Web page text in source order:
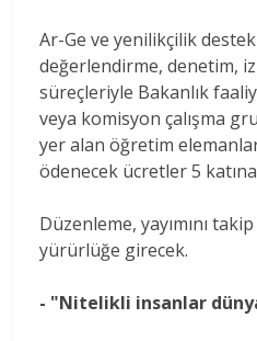
Ar-Ge ve yenilikçilik
değerlendirme, denetim,
süreçleriyle Bakanlık
veya komisyon çalışma
yer alan öğretim
ödenecek ücretler 5
Düzenleme, yayımını
yürürlüğe girecek.
- "Nitelikli insanlar